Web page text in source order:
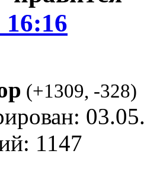
16:16
(+1309, -328)
1147